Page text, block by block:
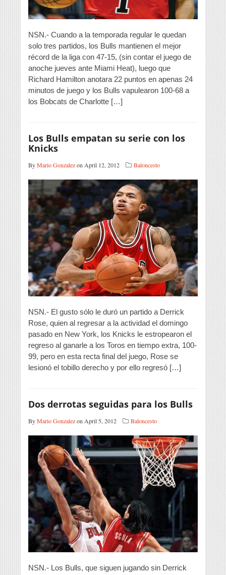
NSN.- Cuando a la temporada regular le quedan
solo tres partidos, los Bulls mantienen el mejor
récord de la liga con 47-15, (sin contar el juego de
anoche jueves ante Miami Heat), luego que
Richard Hamilton anotara 22 puntos en apenas 24
minutos de juego y los Bulls vapulearon 100-68 a
los Bobcats de Charlotte […]
Los Bulls empatan su serie con los
Knicks
ByMario Gonzalezon April 12, 2012 Baloncesto
NSN.- El gusto sólo le duró un partido a Derrick
Rose, quien al regresar a la actividad el domingo
pasado en New York, los Knicks le estropearon el
regreso al ganarle a los Toros en tiempo extra, 100-
99, pero en esta recta final del juego, Rose se
lesionó el tobillo derecho y por ello regresó […]
Dos derrotas seguidas para los Bulls
ByMario Gonzalezon April 5, 2012 Baloncesto
NSN.- Los Bulls, que siguen jugando sin Derrick